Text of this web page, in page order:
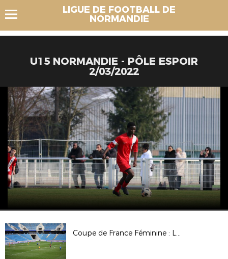
LIGUE DE FOOTBALL DE
NORMANDIE
U15 NORMANDIE - PÔLE ESPOIR
2/03/2022
Coupe de France Féminine : Le Havre AC 4-0 Strasbourg Pierrots Vauban